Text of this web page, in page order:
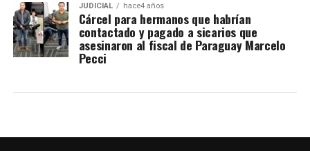
JUDICIAL hace4 años
Cárcel para hermanos que habrían
contactado y pagado a sicarios que
asesinaron al fiscal de Paraguay Marcelo
Pecci